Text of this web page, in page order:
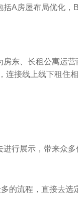
A房屋布局优化
东、长租公寓运
连接线上线下租住
行展示，带来众多
的流程，直接去选